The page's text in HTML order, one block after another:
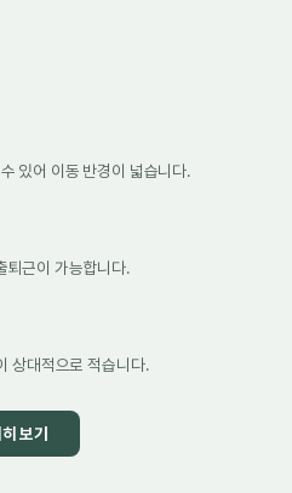
있어 이동 반경이 넓습니다.
퇴근이 가능합니다.
상대적으로 적습니다.
보기